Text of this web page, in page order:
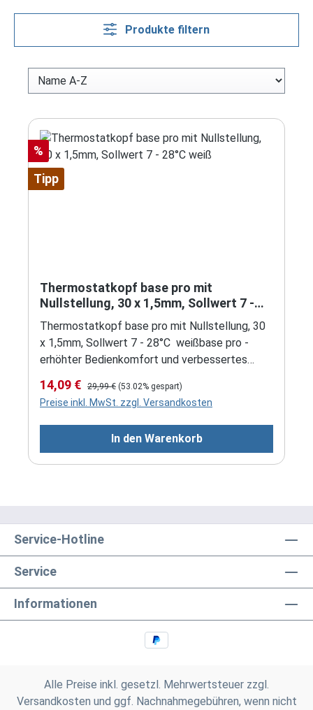
Produkte filtern
Rabatt
%
Tipp
Thermostatkopf base pro mit
Nullstellung, 30 x 1,5mm, Sollwert 7 -
Thermostatkopf base pro mit Nullstellung, 30
x 1,5mm, Sollwert 7 - 28°C weißbase pro -
erhöhter Bedienkomfort und verbessertes
Verschmutzungsanfälligkeiteinfach zu
bedienende und funktionssichere
Drehwinkelblockierungmit Gewindeanschluss M
30 x 1,5 und Klemmanschluss sind geeignet für
Verkaufspreis:
14,09 € Regulärer Preis:
29,99 € (53.02% gespart)
Preise inkl. MwSt. zzgl. Versandkosten
In den Warenkorb
Service-Hotline
Service
Informationen
Alle Preise inkl. gesetzl. Mehrwertsteuer zzgl.
Versandkosten und ggf. Nachnahmegebühren, wenn nicht